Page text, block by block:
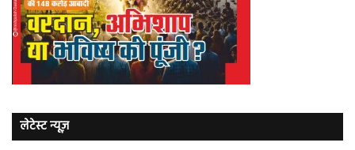
लेटेस्ट न्यूज़